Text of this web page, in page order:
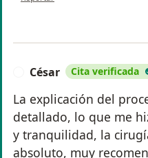
César Cita verificada
La explicación del
detallado, lo que me
y tranquilidad, la
absoluto, muy